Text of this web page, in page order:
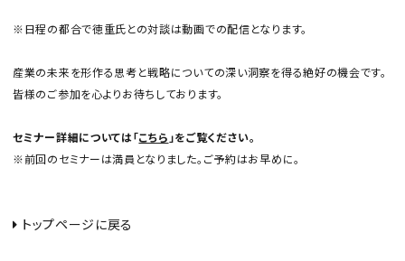
※日程の都合で徳重氏との対談は動画での配信となります。
産業の未来を形作る思考と戦略についての深い洞察を得る絶好の機会です。
皆様のご参加を心よりお待ちしております。
セミナー詳細については「こちら」をご覧ください。
※前回のセミナーは満員となりました。ご予約はお早めに。
トップページに戻る